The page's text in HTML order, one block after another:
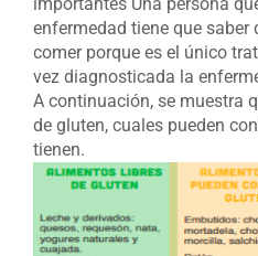
enfermedad tiene que saber
comer porque es el único
vez diagnosticada la
A continuación, se muestra
de gluten, cuales pueden
tienen.